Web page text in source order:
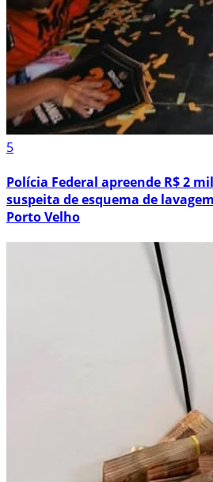
5
Polícia Federal apreende R$ 2
suspeita de esquema de
Porto Velho